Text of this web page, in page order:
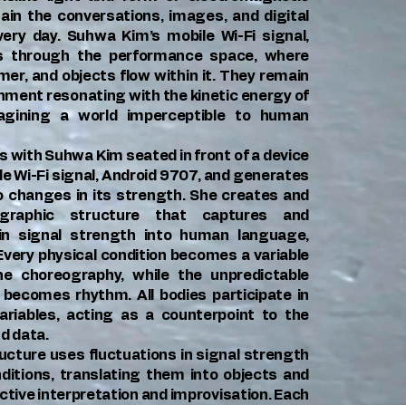
the conversations, images, and digital
day. Suhwa Kim’s mobile Wi-Fi signal,
through the performance space, where
and objects flow within it. They remain
resonating with the kinetic energy of
a world imperceptible to human
with Suhwa Kim seated in front of a device
Wi-Fi signal, Android 9707, and generates
changes in its strength. She creates and
structure that captures and
signal strength into human language,
physical condition becomes a variable
choreography, while the unpredictable
rhythm. All bodies participate in
acting as a counterpoint to the
data.
uses fluctuations in signal strength
translating them into objects and
interpretation and improvisation. Each